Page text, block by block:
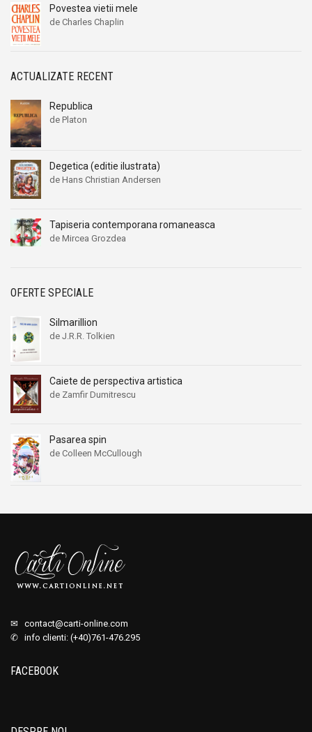
Povestea vietii mele
de Charles Chaplin
ACTUALIZATE RECENT
Republica
de Platon
Degetica (editie ilustrata)
de Hans Christian Andersen
Tapiseria contemporana romaneasca
de Mircea Grozdea
OFERTE SPECIALE
Silmarillion
de J.R.R. Tolkien
Caiete de perspectiva artistica
de Zamfir Dumitrescu
Pasarea spin
de Colleen McCullough
✉ contact@carti-online.com
✆ info clienti: (+40)761-476.295
FACEBOOK